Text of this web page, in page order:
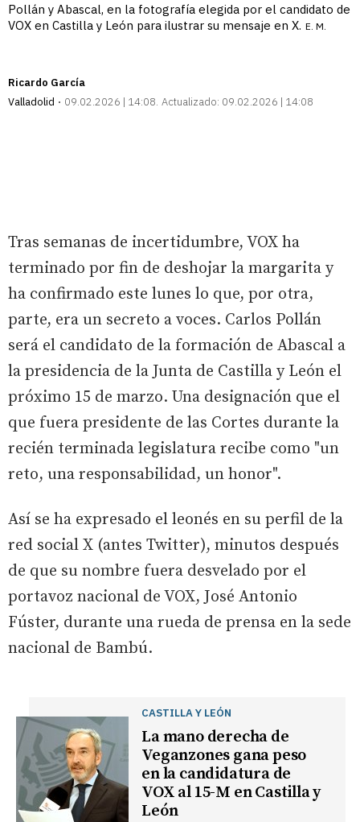
Pollán y Abascal, en la fotografía elegida por el candidato de
VOX en Castilla y León para ilustrar su mensaje en X. E. M.
Ricardo García
Valladolid
09.02.2026 | 14:08 Actualizado: 09.02.2026 | 14:08
Tras semanas de incertidumbre, VOX ha
terminado por fin de deshojar la margarita y
ha confirmado este lunes lo que, por otra,
parte, era un secreto a voces. Carlos Pollán
será el candidato de la formación de Abascal a
la presidencia de la Junta de Castilla y León el
próximo 15 de marzo. Una designación que el
que fuera presidente de las Cortes durante la
recién terminada legislatura recibe como "un
reto, una responsabilidad, un honor".
Así se ha expresado el leonés en su perfil de la
red social X (antes Twitter), minutos después
de que su nombre fuera desvelado por el
portavoz nacional de VOX, José Antonio
Fúster, durante una rueda de prensa en la sede
nacional de Bambú.
CASTILLA Y LEÓN
La mano derecha de
Veganzones gana peso
en la candidatura de
VOX al 15-M en Castilla y
León